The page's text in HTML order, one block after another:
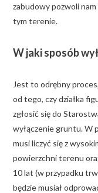
zabudowy pozwoli
tym terenie.
W jaki sposób
Jest to odrębny
od tego, czy działka
zgłosić się do
wyłączenie gruntu. W
musi liczyć się z
powierzchni terenu
10 lat (w przypadku
będzie musiał